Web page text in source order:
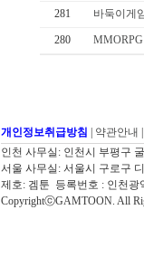
281 바둑이게­
280
개인정보취급방침 약관안내
인천 사무실: 인천시 부평구
서울 사무실: 서울시 구로구
제호: 겜툰 등록번호 : 인천광
CopyrightⓒGAMTOON. All